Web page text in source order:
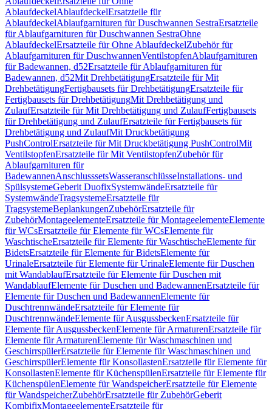
AblaufdeckelAblaufdeckelErsatzteile für
AblaufdeckelAblaufgarnituren für Duschwannen SestraErsatzteile
für Ablaufgarnituren für Duschwannen SestraOhne
AblaufdeckelErsatzteile für Ohne AblaufdeckelZubehör für
Ablaufgarnituren für DuschwannenVentilstopfenAblaufgarnituren
für Badewannen, d52Ersatzteile für Ablaufgarnituren für
Badewannen, d52Mit DrehbetätigungErsatzteile für Mit
DrehbetätigungFertigbausets für DrehbetätigungErsatzteile für
Fertigbausets für DrehbetätigungMit Drehbetätigung und
ZulaufErsatzteile für Mit Drehbetätigung und ZulaufFertigbausets
für Drehbetätigung und ZulaufErsatzteile für Fertigbausets für
Drehbetätigung und ZulaufMit Druckbetätigung
PushControlErsatzteile für Mit Druckbetätigung PushControlMit
VentilstopfenErsatzteile für Mit VentilstopfenZubehör für
Ablaufgarnituren für
BadewannenAnschlusssetsWasseranschlüsseInstallations- und
SpülsystemeGeberit DuofixSystemwändeErsatzteile für
SystemwändeTragsystemeErsatzteile für
TragsystemeBeplankungenZubehörErsatzteile für
ZubehörMontageelementeErsatzteile für MontageelementeElemente
für WCsErsatzteile für Elemente für WCsElemente für
WaschtischeErsatzteile für Elemente für WaschtischeElemente für
BidetsErsatzteile für Elemente für BidetsElemente für
UrinaleErsatzteile für Elemente für UrinaleElemente für Duschen
mit WandablaufErsatzteile für Elemente für Duschen mit
WandablaufElemente für Duschen und BadewannenErsatzteile für
Elemente für Duschen und BadewannenElemente für
DuschtrennwändeErsatzteile für Elemente für
DuschtrennwändeElemente für AusgussbeckenErsatzteile für
Elemente für AusgussbeckenElemente für ArmaturenErsatzteile für
Elemente für ArmaturenElemente für Waschmaschinen und
GeschirrspülerErsatzteile für Elemente für Waschmaschinen und
GeschirrspülerElemente für KonsollastenErsatzteile für Elemente für
KonsollastenElemente für KüchenspülenErsatzteile für Elemente für
KüchenspülenElemente für WandspeicherErsatzteile für Elemente
für WandspeicherZubehörErsatzteile für ZubehörGeberit
KombifixMontageelementeErsatzteile für